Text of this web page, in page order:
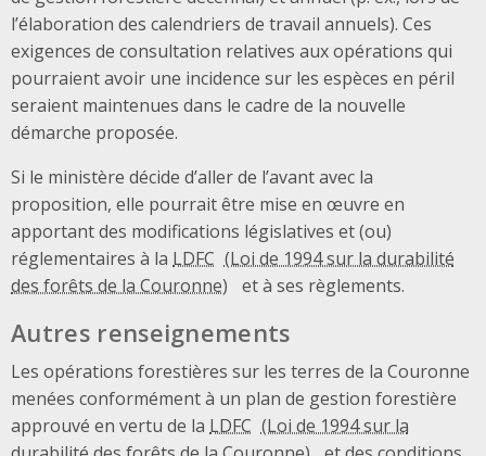
l’élaboration des calendriers de travail annuels). Ces
exigences de consultation relatives aux opérations qui
pourraient avoir une incidence sur les espèces en péril
seraient maintenues dans le cadre de la nouvelle
démarche proposée.
Si le ministère décide d’aller de l’avant avec la
proposition, elle pourrait être mise en œuvre en
apportant des modifications législatives et (ou)
réglementaires à la LDFC
et à ses règlements.
Autres renseignements
Les opérations forestières sur les terres de la Couronne
menées conformément à un plan de gestion forestière
approuvé en vertu de la LDFC